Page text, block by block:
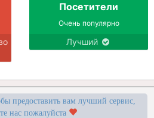
Посетители
Очень популярно
Лучший
предоставить вам лучший сервис,
нас пожалуйста